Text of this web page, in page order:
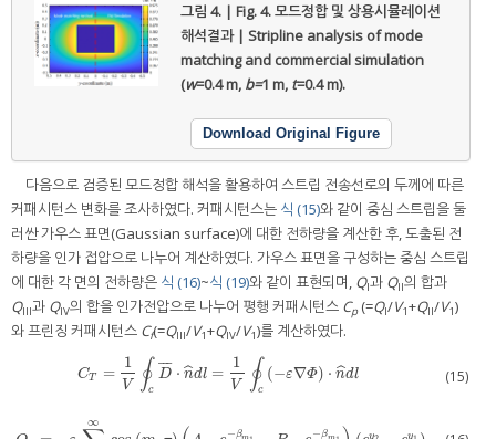
그림 4. | Fig. 4.모드정합 및 상용시뮬레이션
해석결과 | Stripline analysis of mode
matching and commercial simulation
(w=0.4 m, b=1 m, t=0.4 m).
Download Original Figure
다음으로 검증된 모드정합 해석을 활용하여 스트립 전송선로의 두께에 따른
커패시턴스 변화를 조사하였다. 커패시턴스는 식 (15)와 같이 중심 스트립을 둘
러싼 가우스 표면(Gaussian surface)에 대한 전하량을 계산한 후, 도출된 전
하량을 인가 접압으로 나누어 계산하였다. 가우스 표면을 구성하는 중심 스트립
에 대한 각 면의 전하량은 식 (16)~식 (19)와 같이 표현되며, QI과 QII의 합과
QIII과 QIV의 합을 인가전압으로 나누어 평행 커패시턴스 Cp(=QI/V1+QII/V1)
와 프린징 커패시턴스 Cf(=QIII/V1+QIV/V1)를 계산하였다.
CT =
1
V ∮c
D
¯¯
¯ ⋅ n
ˆdl =
1
V ∮c
(−ε∇Φ) ⋅ n
ˆdl
CT=1 V∮ cD ¯ ⋅n^d =1 V∮ c(− ε∇Φ)⋅n^d l (15)
∞
−β −β y y